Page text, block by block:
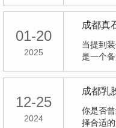
01-20
2025
成都真
当提到
是一个
12-25
2024
成都乳
你是否
择合适